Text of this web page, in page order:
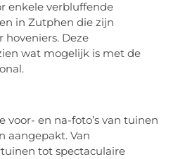
enkele verbluffende
in Zutphen die zijn
Deze
wat mogelijk is met de
voor- en na-foto’s van tuinen
aangepakt. Van
tot spectaculaire